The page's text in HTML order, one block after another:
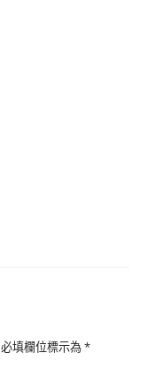
必填欄位標示為*